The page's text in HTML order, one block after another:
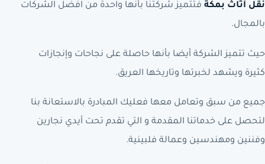
نقل أثاث بمكة فتتميز شركتنا بأنها واحدة من افضل الشركات
بالمجال.
حيث تتميز الشركة أيضا بأنها حاصلة على نجاحات وإنجازات
كثيرة ويشهد لخبرتها وتاريخها العريق.
جميع من سبق وتعامل معها فعليك المبادرة بالاستعانة بنا
لتحصل على خدماتنا المقدمة و التي تقدم تحت أيدي نجارين
وفننين ومهندسين وعمالة فلبينية.